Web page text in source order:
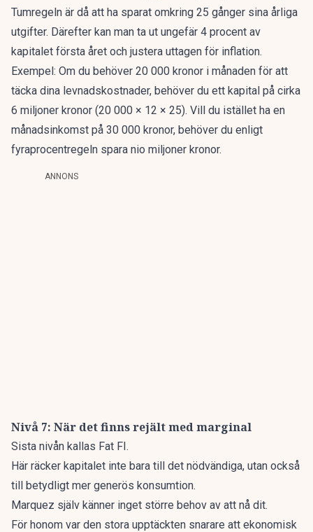
Tumregeln är då att ha sparat omkring 25 gånger sina årliga
utgifter. Därefter kan man ta ut ungefär 4 procent av
kapitalet första året och justera uttagen för inflation.
Exempel: Om du behöver 20 000 kronor i månaden för att
täcka dina levnadskostnader, behöver du ett kapital på cirka
6 miljoner kronor (20 000 × 12 × 25). Vill du istället ha en
månadsinkomst på 30 000 kronor, behöver du enligt
fyraprocentregeln spara nio miljoner kronor.
ANNONS
Nivå 7: När det finns rejält med marginal
Sista nivån kallas Fat FI.
Här räcker kapitalet inte bara till det nödvändiga, utan också
till betydligt mer generös konsumtion.
Marquez själv känner inget större behov av att nå dit.
För honom var den stora upptäckten snarare att ekonomisk